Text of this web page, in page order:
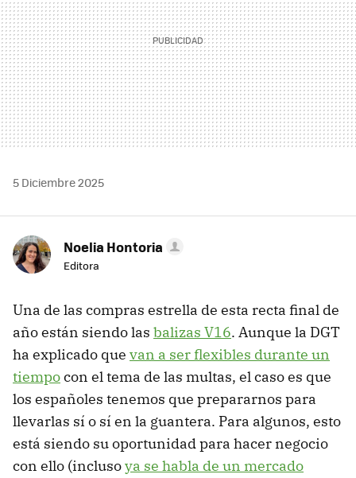
5 Diciembre 2025
Noelia Hontoria
Editora
Una de las compras estrella de esta recta final de
año están siendo las balizas V16. Aunque la DGT
ha explicado que van a ser flexibles durante un
tiempocon el tema de las multas, el caso es que
los españoles tenemos que prepararnos para
llevarlas sí o sí en la guantera. Para algunos, esto
está siendo su oportunidad para hacer negocio
con ello (inclusoya se habla de un mercado